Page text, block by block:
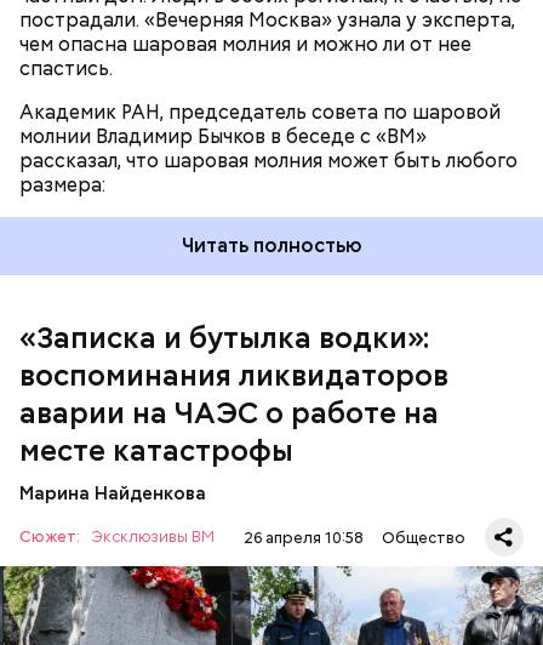
пострадали. «Вечерняя Москва» узнала у эксперта,
чем опасна шаровая молния и можно ли от нее
спастись.
Академик РАН, председатель совета по шаровой
молнии Владимир Бычков в беседе с «ВМ»
рассказал, что шаровая молния может быть любого
размера:
Читать полностью
«Записка и бутылка водки»:
воспоминания ликвидаторов
аварии на ЧАЭС о работе на
месте катастрофы
Марина Найденкова
Сюжет: Эксклюзивы ВМ 26 апреля 10:58 Общество
— Об аварии я узнал 26 апреля, когда нас подняли
транспорт. Привезли в полк. Построились. Сказали,
что произошло. Создали мобильный отряд. Через
несколько часов мы направились в сторону
Чернобыля, — вспоминает Макеев.